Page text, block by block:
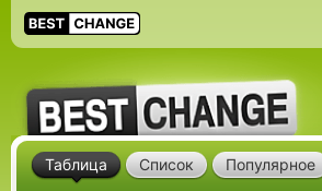
Таблица Список Популярное